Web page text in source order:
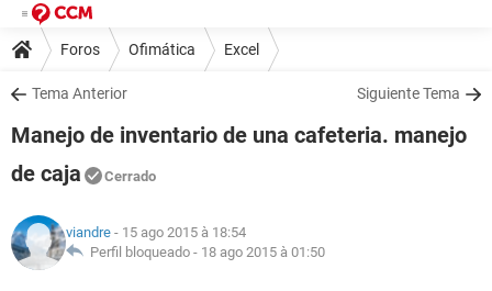
Foros Ofimática Excel
Tema Anterior Siguiente Tema
Manejo de inventario de una cafeteria. manejo
de caja
Cerrado
viandre - 15 ago 2015 à 18:54
Perfil bloqueado - 18 ago 2015 à 01:50